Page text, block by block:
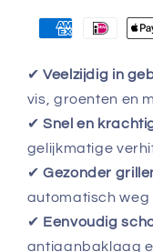
✔Veelzijdig in
vis, groenten en
✔Snel en
gelijkmatige
✔Gezonder
automatisch weg
✔ Eenvoudig
antiaanbaklaag